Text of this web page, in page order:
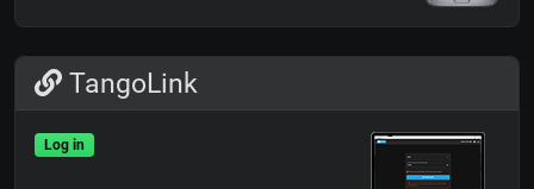
TangoLink
Log in